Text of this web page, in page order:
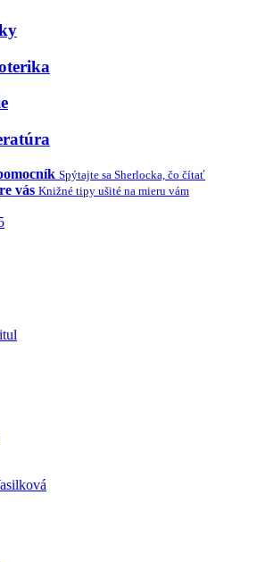
Spýtajte sa Sherlocka, čo čítať
vás Knižné tipy ušité na mieru vám